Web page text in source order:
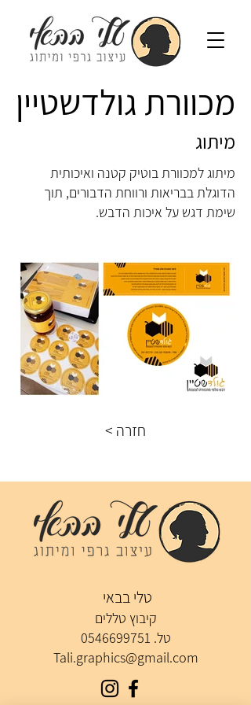
מכוורת גולדשטיין
מיתוג
מיתוג למכוורת בוטיק קטנה ואיכותית
הדוגלת בבריאות ורווחת הדבורים, תוך
שימת דגש על איכות הדבש.
< חזרה
טלי בבאי
קיבוץ טללים
טל. 0546699751
Tali.graphics@gmail.com